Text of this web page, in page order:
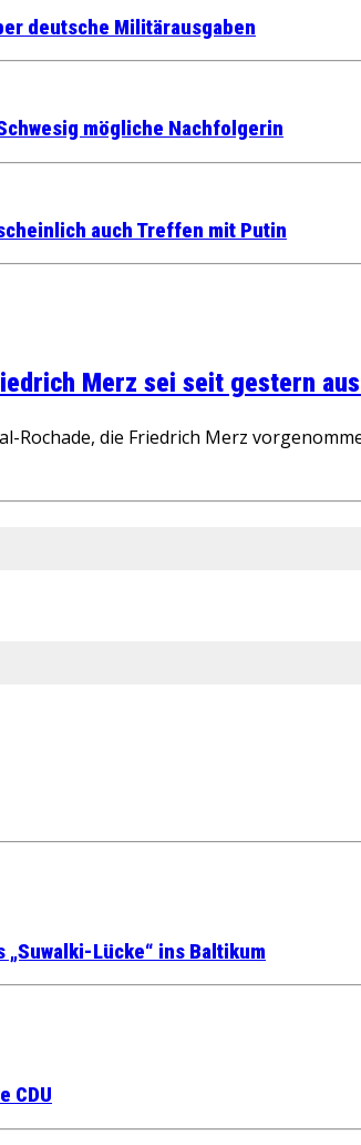
deutsche Militärausgaben
mögliche Nachfolgerin
auch Treffen mit Putin
Merz sei seit gestern
Rochade, die Friedrich Merz
Lücke“ ins Baltikum
CDU